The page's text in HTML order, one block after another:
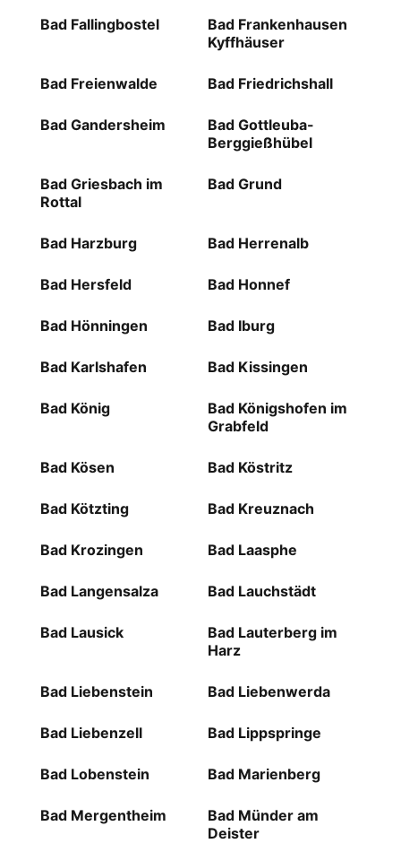
Bad Fallingbostel
Bad Frankenhausen
Kyffhäuser
Bad Freienwalde Bad Friedrichshall
Bad Gandersheim
Bad Gottleuba-
Berggießhübel
Bad Griesbach im
Rottal
Bad Grund
Bad Harzburg Bad Herrenalb
Bad Hersfeld Bad Honnef
Bad Hönningen Bad Iburg
Bad Karlshafen Bad Kissingen
Bad König
Bad Königshofen im
Grabfeld
Bad Kösen Bad Köstritz
Bad Kötzting Bad Kreuznach
Bad Krozingen Bad Laasphe
Bad Langensalza Bad Lauchstädt
Bad Lausick
Bad Lauterberg im
Harz
Bad Liebenstein Bad Liebenwerda
Bad Liebenzell Bad Lippspringe
Bad Lobenstein Bad Marienberg
Bad Mergentheim
Bad Münder am
Deister